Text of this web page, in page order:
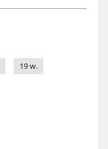
19 w.